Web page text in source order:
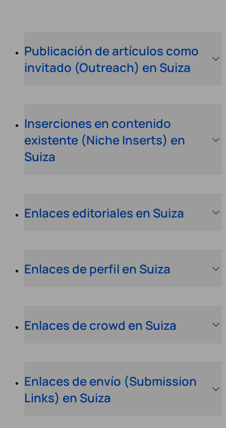
Publicación de artículos como
invitado (Outreach) en Suiza
Inserciones en contenido
existente (Niche Inserts) en
Suiza
Enlaces editoriales en Suiza
Enlaces de perfil en Suiza
Enlaces de crowd en Suiza
Enlaces de envío (Submission
Links) en Suiza